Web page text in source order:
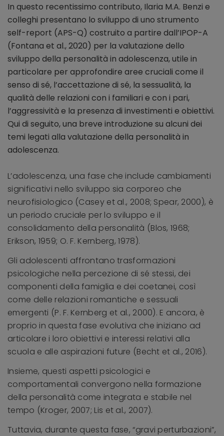
In questo recentissimo contributo, Ilaria M.A. Benzi e
colleghi presentano lo sviluppo di uno strumento
self-report (APS-Q) costruito a partire dall’IPOP-A
(Fontana et al., 2020) per la valutazione dello
sviluppo della personalità in adolescenza, utile in
particolare per approfondire aree cruciali come il
senso di sé, l’accettazione di sé, la sessualità, la
qualità delle relazioni con i familiari e con i pari,
l’aggressività e la presenza di investimenti e obiettivi.
Qui di seguito, una breve introduzione su alcuni dei
temi legati alla valutazione della personalità in
adolescenza.
L’adolescenza, una fase che include cambiamenti
significativi nello sviluppo sia corporeo che
neurofisiologico (Casey et al., 2008; Spear, 2000), è
un periodo cruciale per lo sviluppo e il
consolidamento della personalità (Blos, 1968;
Erikson, 1959; O. F. Kernberg, 1978).
Gli adolescenti affrontano trasformazioni
psicologiche nella percezione di sé stessi, dei
componenti della famiglia e dei coetanei, così
come delle relazioni romantiche e sessuali
emergenti (P. F. Kernberg et al., 2000). E ancora, è
proprio in questa fase evolutiva che iniziano ad
articolare i loro obiettivi e interessi relativi alla
scuola e alle aspirazioni future (Becht et al., 2016).
Insieme, questi aspetti psicologici e
comportamentali convergono nella formazione
della personalità come integrata e stabile nel
tempo (Kroger, 2007; Lis et al., 2007).
Tuttavia, durante questa fase, “gravi perturbazioni”,